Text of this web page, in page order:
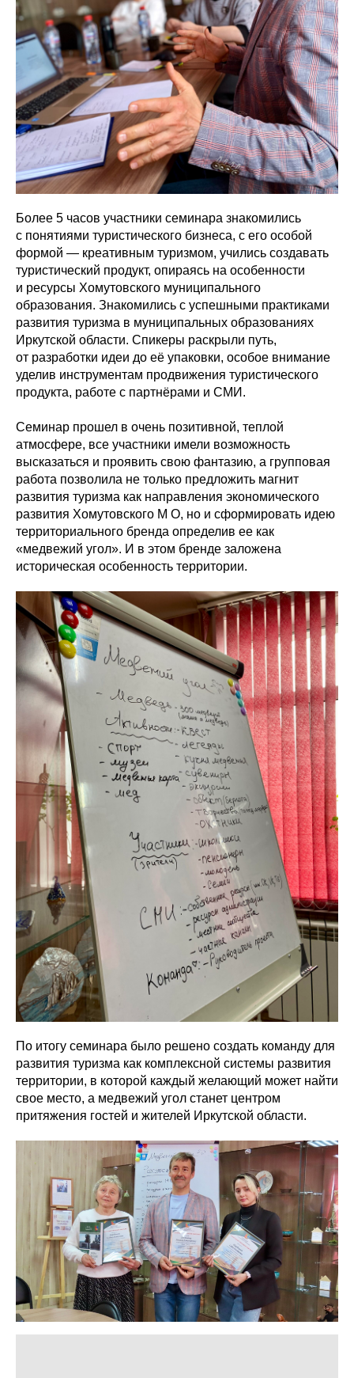
Более 5 часов участники семинара знакомились
с понятиями туристического бизнеса, с его особой
формой — креативным туризмом, учились создавать
туристический продукт, опираясь на особенности
и ресурсы Хомутовского муниципального
образования. Знакомились с успешными практиками
развития туризма в муниципальных образованиях
Иркутской области. Спикеры раскрыли путь,
от разработки идеи до её упаковки, особое внимание
уделив инструментам продвижения туристического
продукта, работе с партнёрами и СМИ.
Семинар прошел в очень позитивной, теплой
атмосфере, все участники имели возможность
высказаться и проявить свою фантазию, а групповая
работа позволила не только предложить магнит
развития туризма как направления экономического
развития Хомутовского М О, но и сформировать идею
территориального бренда определив ее как
«медвежий угол». И в этом бренде заложена
историческая особенность территории.
По итогу семинара было решено создать команду для
развития туризма как комплексной системы развития
территории, в которой каждый желающий может найти
свое место, а медвежий угол станет центром
притяжения гостей и жителей Иркутской области.